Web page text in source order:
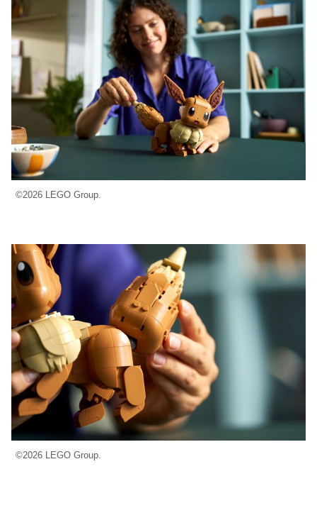
©2026 LEGO Group.
©2026 LEGO Group.